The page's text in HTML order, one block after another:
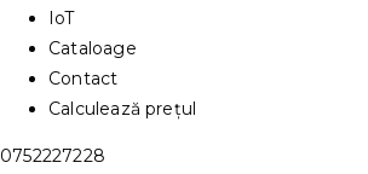
IoT
Cataloage
Contact
Calculează prețul
0752227228